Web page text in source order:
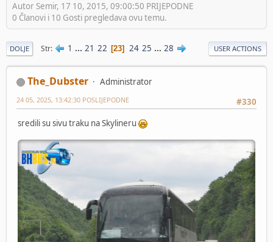
Autor Semir, 17 10, 2015, 09:00:50 PRIJEPODNE
0 Članovi i 10 Gosti pregledava ovu temu.
DOLJE Str 1 ... 21 22 23 24 25 ... 28 USER ACTIONS
The_Dubster
Administrator
#330
24 05, 2025, 13:42:30 POSLIJEPODNE
sredili su sivu traku na Skylineru